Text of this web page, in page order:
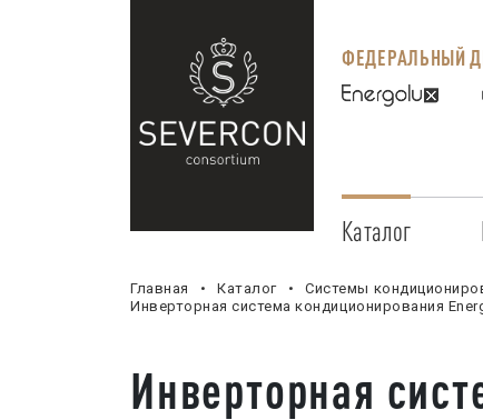
ФЕДЕРАЛЬНЫЙ
Каталог
Главная Каталог Системы
Инверторная система кондиционирования
Инверторная